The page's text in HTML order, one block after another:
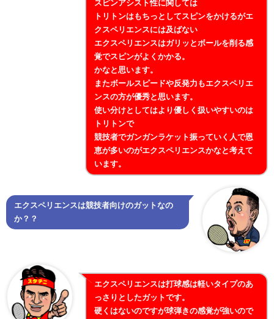
スピンアシスト性に関しては
トリトンはもちっとしてスピンをかけるがエ
クスペリエンスには及ばない
エクスペリエンスはガリッとボールを削る感
覚でスピンがよくかかる。
かなと思います。
またボールスピードや反発力もエクスペリエ
ンスの方が優秀と思います。
使い分けとしてはより優しく扱いやすいのは
トリトンで
競技者でガンガンラケット振っていく人で恩
恵が多いのがエクスペリエンスかなと考えて
います。
エクスペリエンスは競技者向けのガットなの
か？？
エクスペリエンスは打球感は軽いタイプのあ
っさりとしたガットです。
硬くはないのですが球弾きの感覚が強いので